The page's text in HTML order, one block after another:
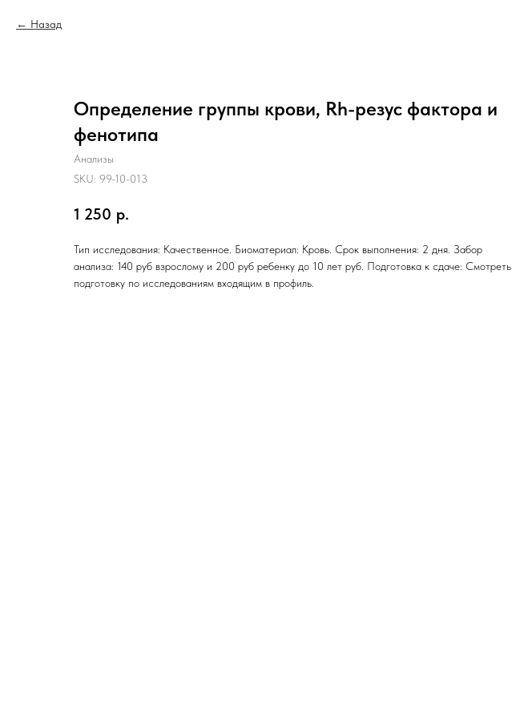
Назад
Определение группы крови, Rh-резус фактора и
фенотипа
Анализы
SKU: 99-10-013
1 250 р.
Тип исследования: Качественное. Биоматериал: Кровь. Срок выполнения: 2 дня. Забор
анализа: 140 руб взрослому и 200 руб ребенку до 10 лет руб. Подготовка к сдаче: Смотреть
подготовку по исследованиям входящим в профиль.